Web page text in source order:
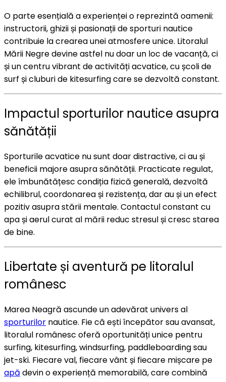
O parte esențială a experienței o reprezintă oamenii:
instructorii, ghizii și pasionații de sporturi nautice
contribuie la crearea unei atmosfere unice. Litoralul
Mării Negre devine astfel nu doar un loc de vacanță, ci
și un centru vibrant de activități acvatice, cu școli de
surf și cluburi de kitesurfing care se dezvoltă constant.
Impactul sporturilor nautice asupra
sănătății
Sporturile acvatice nu sunt doar distractive, ci au și
beneficii majore asupra sănătății. Practicate regulat,
ele îmbunătățesc condiția fizică generală, dezvoltă
echilibrul, coordonarea și rezistența, dar au și un efect
pozitiv asupra stării mentale. Contactul constant cu
apa și aerul curat al mării reduc stresul și cresc starea
de bine.
Libertate și aventură pe litoralul
românesc
Marea Neagră ascunde un adevărat univers al
sporturilor nautice. Fie că ești începător sau avansat,
litoralul românesc oferă oportunități unice pentru
surfing, kitesurfing, windsurfing, paddleboarding sau
jet-ski. Fiecare val, fiecare vânt și fiecare mișcare pe
apă devin o experiență memorabilă, care combină